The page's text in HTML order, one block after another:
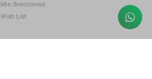
Mis direcciones
Wish List